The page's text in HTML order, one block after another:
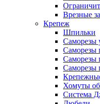
Врезные
Крепеж
Шпильки
Саморезы
Саморезы
Саморезы
Саморезы
Хомуты
Система